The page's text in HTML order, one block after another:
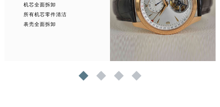
机芯全面拆卸
所有机芯零件清洁
表壳全面拆卸
1 2 3 4